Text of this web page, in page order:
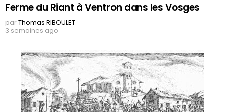
Ferme du Riant à Ventron dans les Vosges
parThomas RIBOULET
3 semaines ago